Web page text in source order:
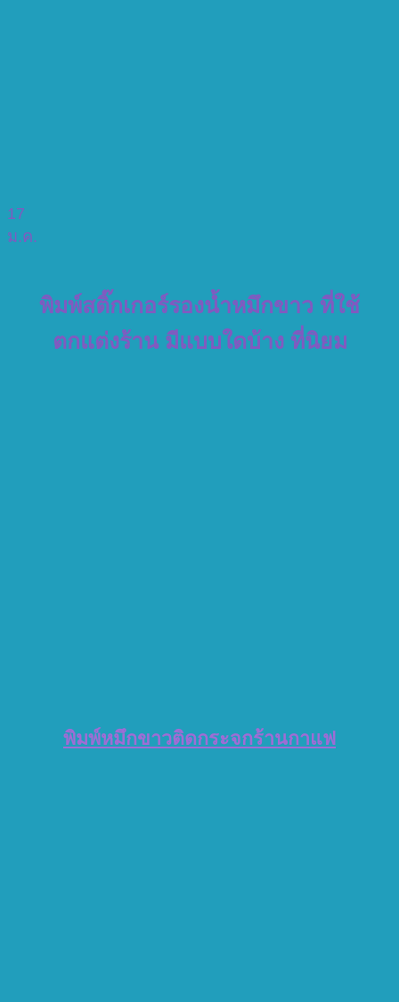
17
ม.ค.
พิมพ์สติ๊กเกอร์รองน้ำหมึกขาว ที่ใช้
ตกแต่งร้าน มีแบบใดบ้าง ที่นิยม
พิมพ์หมึกขาวติดกระจกร้านกาแฟ